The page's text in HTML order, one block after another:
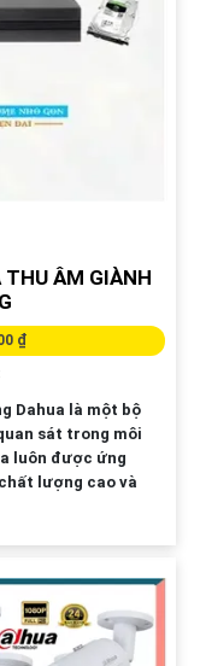
ÂM GIÀNH
₫
Dahua là một bộ
sát trong môi
luôn được ứng
lượng cao và